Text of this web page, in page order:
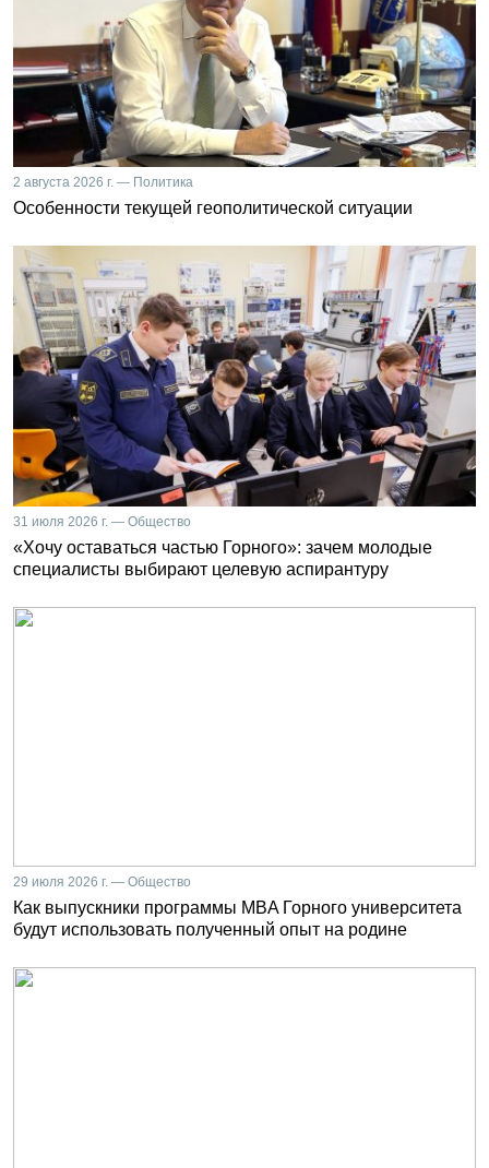
2 августа 2026 г. — Политика
Особенности текущей геополитической ситуации
31 июля 2026 г. — Общество
«Хочу оставаться частью Горного»: зачем молодые
специалисты выбирают целевую аспирантуру
29 июля 2026 г. — Общество
Как выпускники программы MBA Горного университета
будут использовать полученный опыт на родине